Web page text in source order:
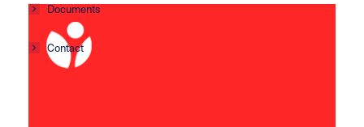
Documents
Contact